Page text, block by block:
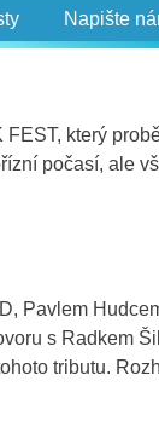
Napište
který
počasí, ale
Pavlem
s Radkem
tributu.